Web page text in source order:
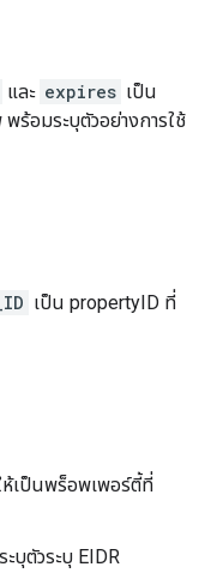
และ expires เป็น
ร้อมระบุตัวอย่างการใช้
เป็น propertyID ที่
ห้เป็นพร็อพเพอร์ตี้ที่
ะบุตัวระบุ EIDR